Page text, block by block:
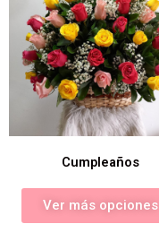
Cumpleaños
Ver más opciones